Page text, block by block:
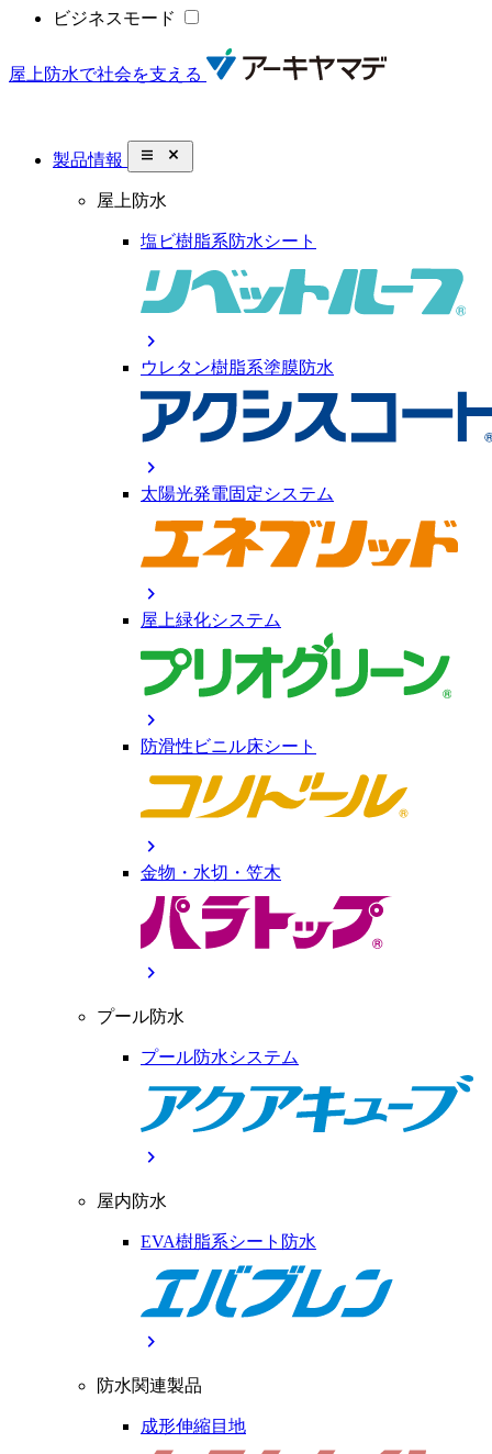
ビジネスモード
屋上防水で社会を支える
製品情報 close_small
屋上防水
塩ビ樹脂系防水シート
chevron_right
ウレタン樹脂系塗膜防水
chevron_right
太陽光発電固定システム
chevron_right
屋上緑化システム
chevron_right
防滑性ビニル床シート
chevron_right
金物・水切・笠木
chevron_right
プール防水
プール防水システム
chevron_right
屋内防水
EVA樹脂系シート防水
chevron_right
防水関連製品
成形伸縮目地